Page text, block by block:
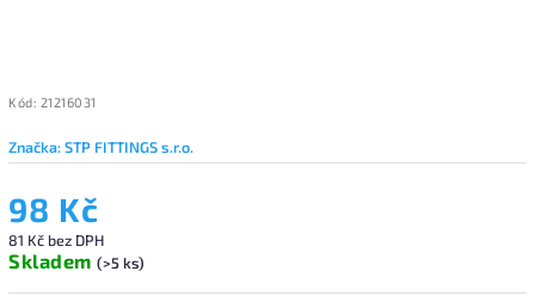
Kód: 21216031
Značka:STP FITTINGS s.r.o.
98 Kč
81 Kč bez DPH
Skladem (>5 ks)